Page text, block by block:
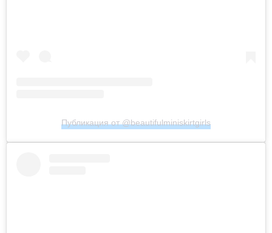
Публикация от @beautifulminiskirtgirls